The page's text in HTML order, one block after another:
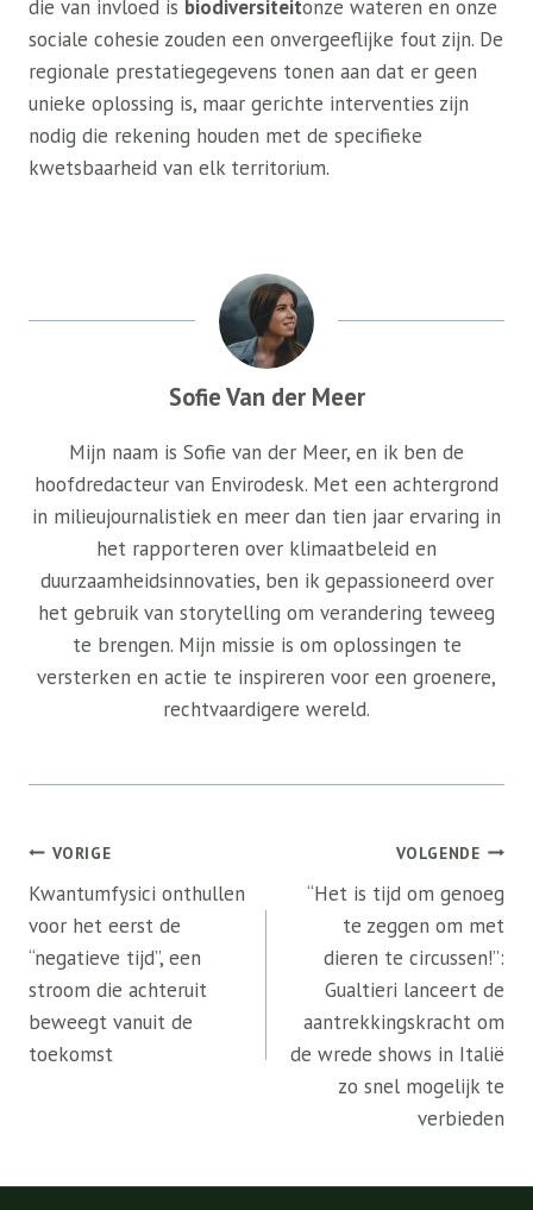
die van invloed is biodiversiteitonze wateren en onze
sociale cohesie zouden een onvergeeflijke fout zijn. De
regionale prestatiegegevens tonen aan dat er geen
unieke oplossing is, maar gerichte interventies zijn
nodig die rekening houden met de specifieke
kwetsbaarheid van elk territorium.
Sofie Van der Meer
Mijn naam is Sofie van der Meer, en ik ben de
hoofdredacteur van Envirodesk. Met een achtergrond
in milieujournalistiek en meer dan tien jaar ervaring in
het rapporteren over klimaatbeleid en
duurzaamheidsinnovaties, ben ik gepassioneerd over
het gebruik van storytelling om verandering teweeg
te brengen. Mijn missie is om oplossingen te
versterken en actie te inspireren voor een groenere,
rechtvaardigere wereld.
Bericht
navigatie
VORIGE
Kwantumfysici onthullen
voor het eerst de
“negatieve tijd”, een
stroom die achteruit
beweegt vanuit de
toekomst
VOLGENDE
“Het is tijd om genoeg
te zeggen om met
dieren te circussen!”:
Gualtieri lanceert de
aantrekkingskracht om
de wrede shows in Italië
zo snel mogelijk te
verbieden